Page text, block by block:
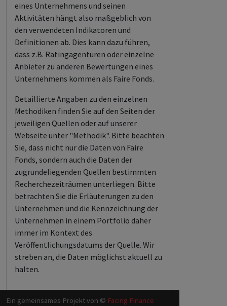
eines Unternehmens und seinen
Aktivitäten hängt also maßgeblich von
den verwendeten Indikatoren und
Definitionen ab. Dies kann dazu führen,
dass z.B. Ratingagenturen oder einzelne
Anbieter zu anderen Bewertungen eines
Unternehmens kommen als Faire Fonds.
Detaillierte Angaben zu den einzelnen
Methodiken finden Sie auf den Seiten der
jeweiligen Quellen oder auf unserer
Webseite unter "Methodik". Bitte beachten
Sie, dass nicht nur die Daten von Faire
Fonds, sondern auch die Daten der
zugrundeliegenden Quellen bestimmten
Recherchezeiträumen unterliegen. Bitte
betrachten Sie die Erläuterungen zu den
Unternehmen und die Kennzeichnung der
Unternehmen in einem Portfolio daher
immer im Kontext des
Veröffentlichungsdatums der Quelle. Wir
streben an, die Daten möglichst aktuell zu
halten.
Ein gemeinsames Projekt von © Facing Finance